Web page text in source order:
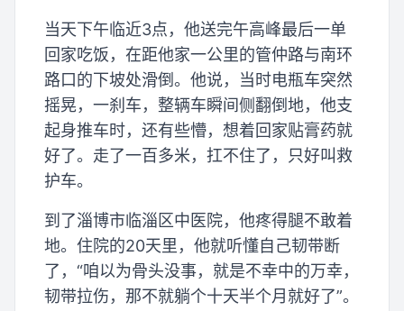
当天下午临近3点，他送完午高峰最后一单
回家吃饭，在距他家一公里的管仲路与南环
路口的下坡处滑倒。他说，当时电瓶车突然
摇晃，一刹车，整辆车瞬间侧翻倒地，他支
起身推车时，还有些懵，想着回家贴膏药就
好了。走了一百多米，扛不住了，只好叫救
护车。
到了淄博市临淄区中医院，他疼得腿不敢着
地。住院的20天里，他就听懂自己韧带断
了，“咱以为骨头没事，就是不幸中的万幸，
韧带拉伤，那不就躺个十天半个月就好了”。